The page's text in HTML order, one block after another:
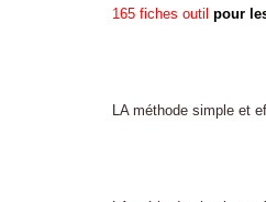
165 fiches outil pour
LA méthode simple et